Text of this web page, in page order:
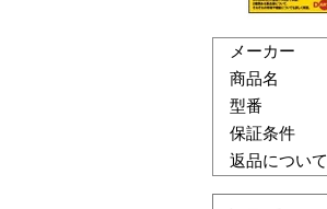
メーカー
商品名
型番
保証条件
返品について